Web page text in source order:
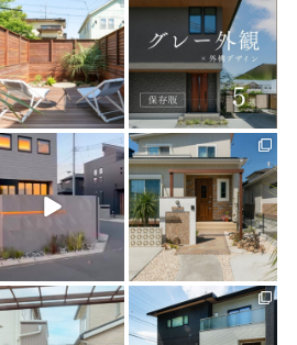
19 0 20 0
land_garden
0
land_garden
25 0
land_garden
32 0
land_garden
24 0